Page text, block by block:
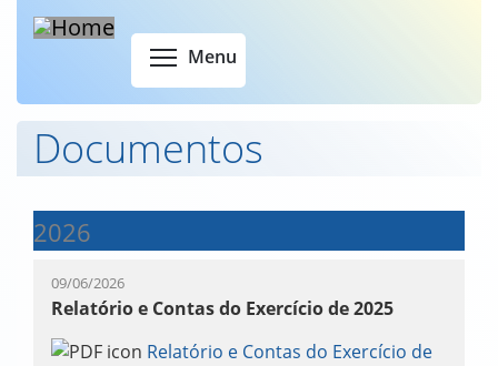
Skip
content
Menu
Documentos
2026
09/06/2026
Relatório e Contas do Exercício de 2025
Relatório e Contas do Exercício de